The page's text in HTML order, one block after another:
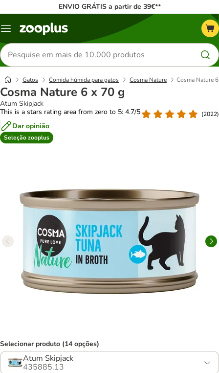
ENVIO GRÁTIS a partir de 39€**
Menu
Pesquisar
produtos
Gatos Comida húmida para gatos Cosma Nature Cosma Nature
Cosma Nature 6 x 70 g
Atum Skipjack
This is a stars rating area from zero to 5: 4.7/5
(2022)
Dar opinião
Seleção zooplus
Selecionar produto (14 opções)
Atum Skipjack
435885.13